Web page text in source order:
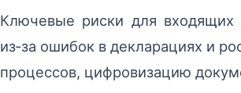
Ключевые риски для входящих
из‑за ошибок в декларациях и
процессов, цифровизацию